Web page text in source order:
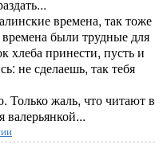
времена, так тоже
были трудные для
хлеба принести, пусть и
не сделаешь, так тебя
Только жаль, что читают в
валерьянкой...